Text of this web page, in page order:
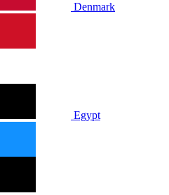
Denmark
Egypt